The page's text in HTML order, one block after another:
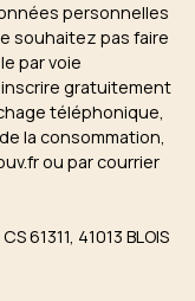
personnelles
souhaitez pas faire
par voie
gratuitement
téléphonique,
la consommation,
ou par courrier
61311, 41013 BLOIS